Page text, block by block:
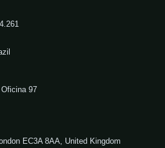
97
EC3A 8AA, United Kingdom